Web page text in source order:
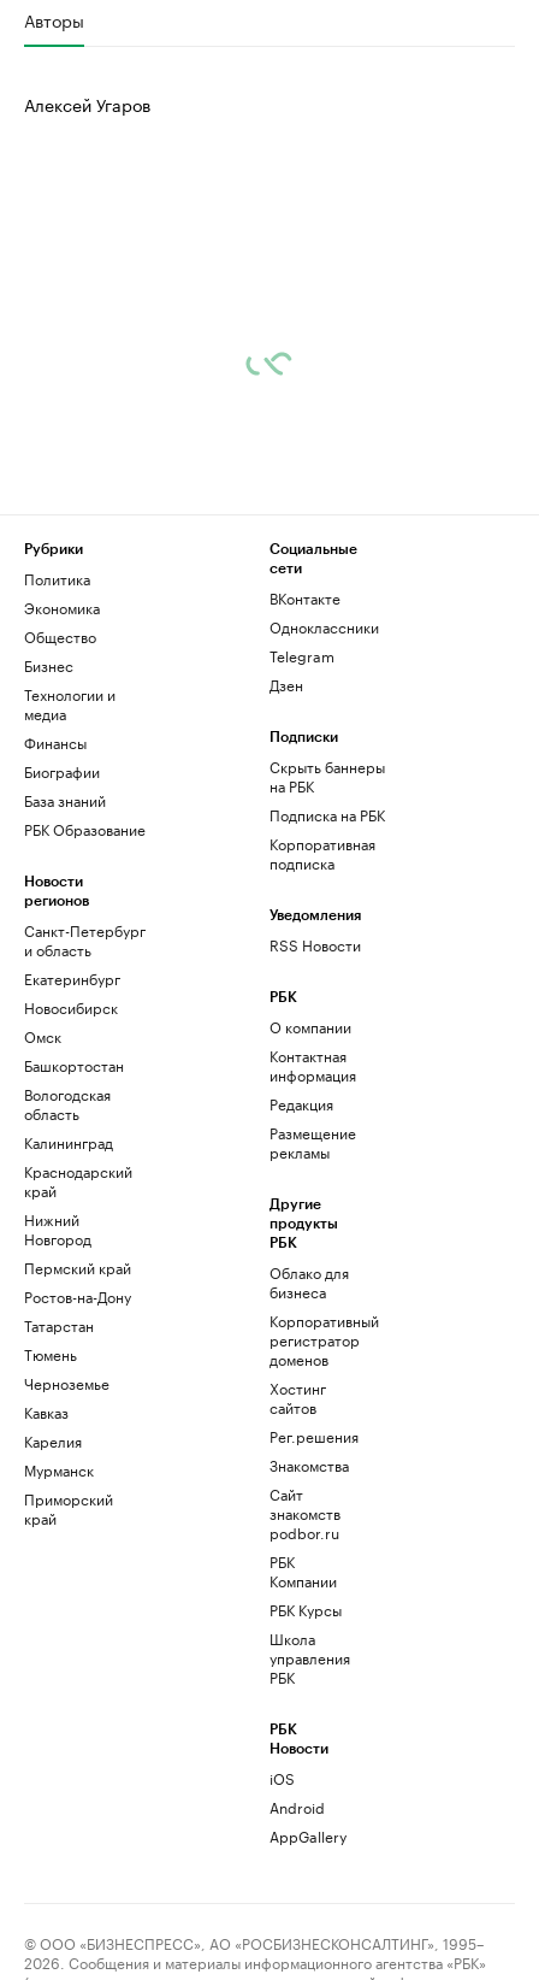
Авторы
Алексей Угаров
Рубрики
Политика
Экономика
Общество
Бизнес
Технологии и
медиа
Финансы
Биографии
База знаний
РБК Образование
Новости
регионов
Санкт-Петербург
и область
Екатеринбург
Новосибирск
Омск
Башкортостан
Вологодская
область
Калининград
Краснодарский
край
Нижний
Новгород
Пермский край
Ростов-на-Дону
Татарстан
Тюмень
Черноземье
Кавказ
Карелия
Мурманск
Приморский
край
Социальные
сети
ВКонтакте
Одноклассники
Telegram
Дзен
Подписки
Скрыть баннеры
на РБК
Подписка на РБК
Корпоративная
подписка
Уведомления
RSS Новости
РБК
О компании
Контактная
информация
Редакция
Размещение
рекламы
Другие
продукты
РБК
Облако для
бизнеса
Корпоративный
регистратор
доменов
Хостинг
сайтов
Рег.решения
Знакомства
Сайт
знакомств
podbor.ru
РБК
Компании
РБК Курсы
Школа
управления
РБК
РБК
Новости
iOS
Android
AppGallery
© ООО «БИЗНЕСПРЕСС», АО «РОСБИЗНЕСКОНСАЛТИНГ», 1995–
2026. Сообщения и материалы информационного агентства «РБК»